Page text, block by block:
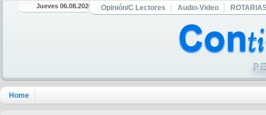
Jueves 06.08.2026 Opinión/C Lectores Audio-Video
Home